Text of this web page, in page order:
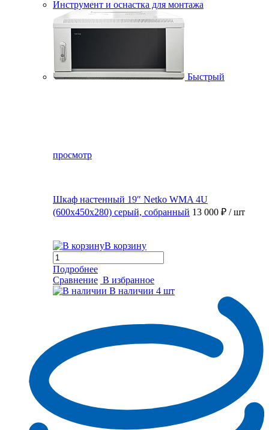
Инструмент и оснастка для монтажа
Быстрый
просмотр
Шкаф настенный 19″ Netko WMA 4U
(600x450x280) серый, собранный 13 000 ₽ / шт
В корзину
Подробнее
Сравнение В избранное
В наличии 4 шт